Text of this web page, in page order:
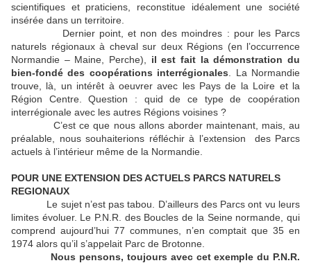
scientifiques et praticiens, reconstitue idéalement une société
insérée dans un territoire.
Dernier point, et non des moindres : pour les Parcs
naturels régionaux à cheval sur deux Régions (en l’occurrence
Normandie – Maine, Perche),
il est fait la démonstration du
bien-fondé des coopérations interrégionales . La Normandie
trouve, là, un intérêt à oeuvrer avec les Pays de la Loire et la
Région Centre. Question : quid de ce type de coopération
interrégionale avec les autres Régions voisines ?
C’est ce que nous allons aborder maintenant, mais, au
préalable, nous souhaiterions réfléchir à l’extension des Parcs
actuels à l’intérieur même de la Normandie.
POUR UNE EXTENSION DES ACTUELS PARCS NATURELS
REGIONAUX
Le sujet n’est pas tabou. D’ailleurs des Parcs ont vu leurs
limites évoluer. Le P.N.R. des Boucles de la Seine normande, qui
comprend aujourd’hui 77 communes, n’en comptait que 35 en
1974 alors qu’il s’appelait Parc de Brotonne.
Nous pensons, toujours avec cet exemple du P.N.R.